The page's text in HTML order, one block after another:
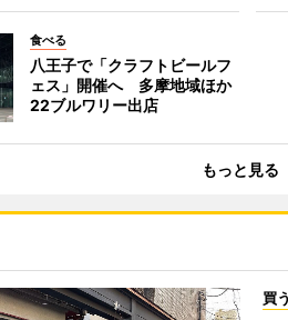
食べる
八王子で「クラフトビールフ
ェス」開催へ 多摩地域ほか
22ブルワリー出店
もっと見る
買う